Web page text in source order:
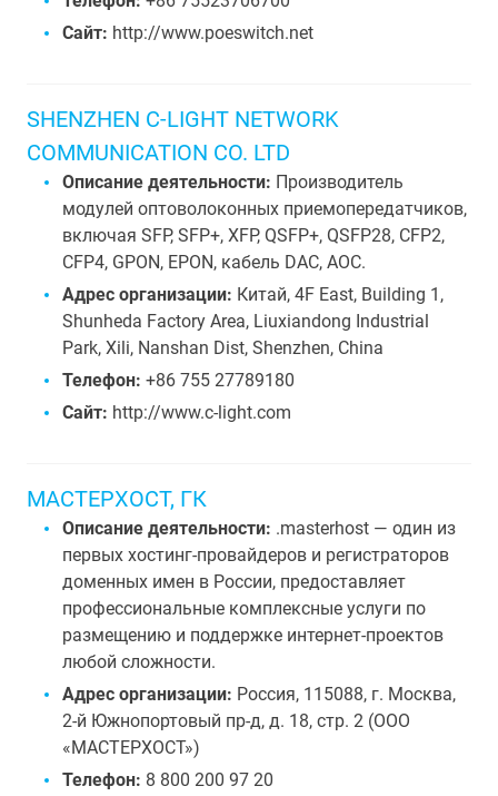
Сайт: http://www.poeswitch.net
SHENZHEN C-LIGHT NETWORK
COMMUNICATION CO. LTD
Описание деятельности: Производитель
модулей оптоволоконных приемопередатчиков,
включая SFP, SFP+, XFP, QSFP+, QSFP28, CFP2,
CFP4, GPON, EPON, кабель DAC, AOC.
Адрес организации: Китай, 4F East, Building 1,
Shunheda Factory Area, Liuxiandong Industrial
Park, Xili, Nanshan Dist, Shenzhen, China
Телефон: +86 755 27789180
Сайт: http://www.c-light.com
МАСТЕРХОСТ, ГК
Описание деятельности: .masterhost — один из
первых хостинг-провайдеров и регистраторов
доменных имен в России, предоставляет
профессиональные комплексные услуги по
размещению и поддержке интернет-проектов
любой сложности.
Адрес организации: Россия, 115088, г. Москва,
2-й Южнопортовый пр-д, д. 18, стр. 2 (ООО
«МАСТЕРХОСТ»)
Телефон: 8 800 200 97 20